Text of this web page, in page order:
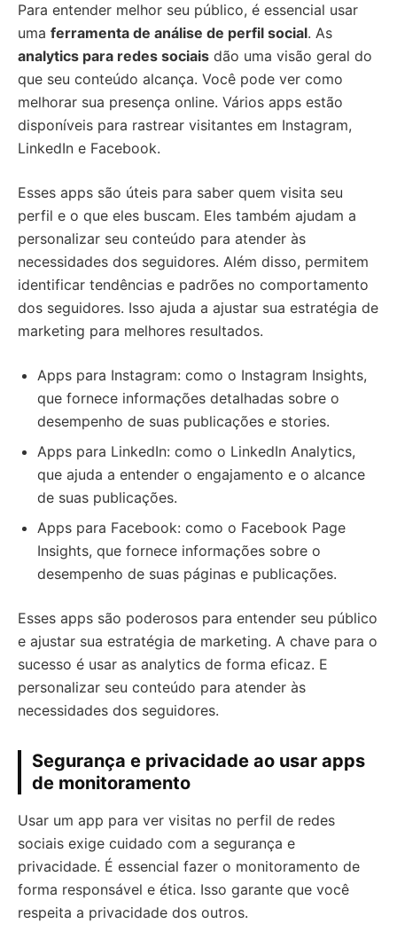
Para entender melhor seu público, é essencial usar
uma ferramenta de análise de perfil social. As
analytics para redes sociais dão uma visão geral do
que seu conteúdo alcança. Você pode ver como
melhorar sua presença online. Vários apps estão
disponíveis para rastrear visitantes em Instagram,
LinkedIn e Facebook.
Esses apps são úteis para saber quem visita seu
perfil e o que eles buscam. Eles também ajudam a
personalizar seu conteúdo para atender às
necessidades dos seguidores. Além disso, permitem
identificar tendências e padrões no comportamento
dos seguidores. Isso ajuda a ajustar sua estratégia de
marketing para melhores resultados.
Apps para Instagram: como o Instagram Insights,
que fornece informações detalhadas sobre o
desempenho de suas publicações e stories.
Apps para LinkedIn: como o LinkedIn Analytics,
que ajuda a entender o engajamento e o alcance
de suas publicações.
Apps para Facebook: como o Facebook Page
Insights, que fornece informações sobre o
desempenho de suas páginas e publicações.
Esses apps são poderosos para entender seu público
e ajustar sua estratégia de marketing. A chave para o
sucesso é usar as analytics de forma eficaz. E
personalizar seu conteúdo para atender às
necessidades dos seguidores.
Segurança e privacidade ao usar apps
de monitoramento
Usar um app para ver visitas no perfil de redes
sociais exige cuidado com a segurança e
privacidade. É essencial fazer o monitoramento de
forma responsável e ética. Isso garante que você
respeita a privacidade dos outros.